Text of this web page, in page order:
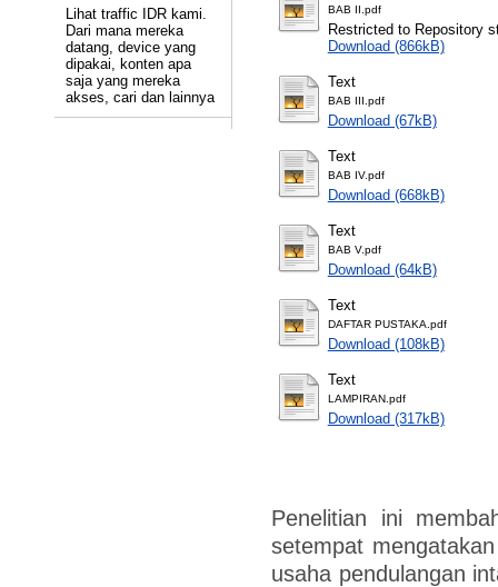
Lihat traffic IDR kami.
Dari mana mereka
datang, device yang
dipakai, konten apa
saja yang mereka
akses, cari dan lainnya
BAB II.pdf
Restricted to Repository
Download (866kB)
Text
BAB III.pdf
Download (67kB)
Text
BAB IV.pdf
Download (668kB)
Text
BAB V.pdf
Download (64kB)
Text
DAFTAR PUSTAKA.pdf
Download (108kB)
Text
LAMPIRAN.pdf
Download (317kB)
Penelitian ini
setempat
usaha pendulangan